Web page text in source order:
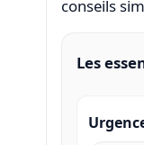
conseils
Les